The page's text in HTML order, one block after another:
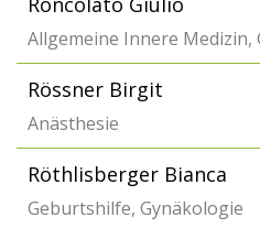
Allgemeine Innere
Rössner Birgit
Anästhesie
Röthlisberger Bianca
Geburtshilfe, Gynäkologie